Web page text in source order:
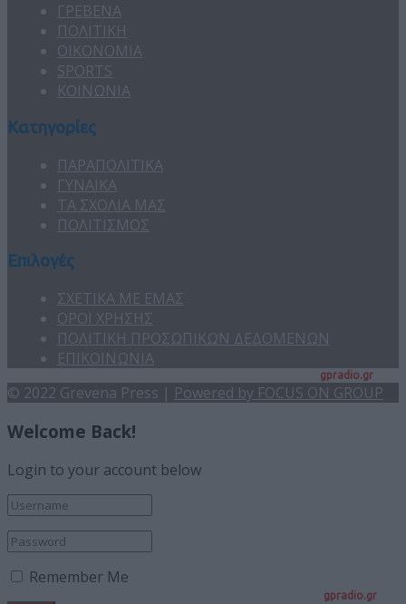
gpradio.gr
ΓΡΕΒΕΝΑ
ΠΟΛΙΤΙΚΗ
ΟΙΚΟΝΟΜΙΑ
SPORTS
ΚΟΙΝΩΝΙΑ
Κατηγορίες
ΠΑΡΑΠΟΛΙΤΙΚΑ
ΓΥΝΑΙΚΑ
ΤΑ ΣΧΟΛΙΑ ΜΑΣ
ΠΟΛΙΤΙΣΜΟΣ
Επιλογές
ΣΧΕΤΙΚΑ ΜΕ ΕΜΑΣ
ΟΡΟΙ ΧΡΗΣΗΣ
ΠΟΛΙΤΙΚΗ ΠΡΟΣΩΠΙΚΩΝ ΔΕΔΟΜΕΝΩΝ
ΕΠΙΚΟΙΝΩΝΙΑ
© 2022 Grevena Press | Powered by FOCUS ON GROUP
Welcome Back!
Login to your account below
Remember Me
gpradio.gr